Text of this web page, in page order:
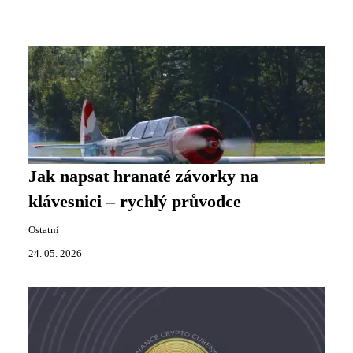
Jak napsat hranaté závorky na
klávesnici – rychlý průvodce
Ostatní
24. 05. 2026